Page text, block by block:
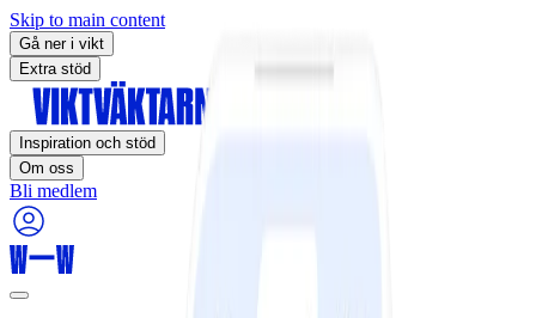
Skip to main content
Gå ner i vikt
Extra stöd
Inspiration och stöd
Om oss
Bli medlem